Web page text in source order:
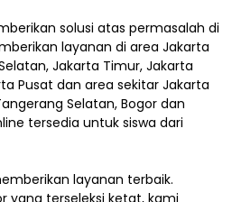
solusi atas permasalah di
layanan di area Jakarta
Jakarta Timur, Jakarta
Pusat dan area sekitar Jakarta
Selatan, Bogor dan
tersedia untuk siswa dari
layanan terbaik.
yang terseleksi ketat, kami